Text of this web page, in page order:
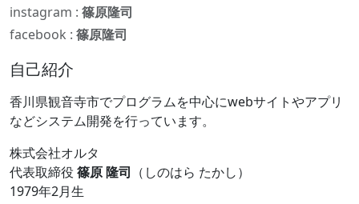
instagram : 篠原隆司
facebook : 篠原隆司
自己紹介
香川県観音寺市でプログラムを中心にwebサイトやアプリ
などシステム開発を行っています。
株式会社オルタ
代表取締役 篠原 隆司 （しのはら たかし）
1979年2月生